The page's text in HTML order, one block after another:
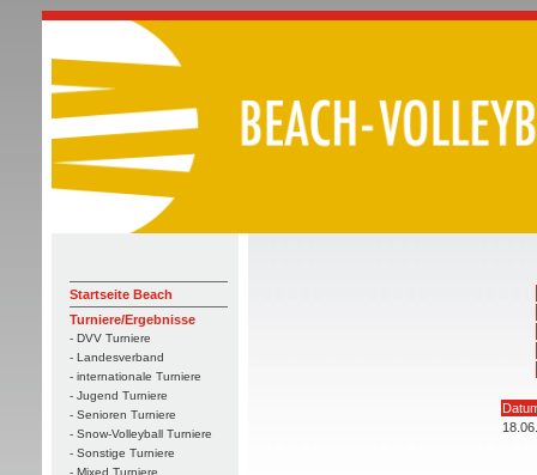
Startseite Beach
Turniere/Ergebnisse
- DVV Turniere
- Landesverband
- internationale Turniere
- Jugend Turniere
- Senioren Turniere
- Snow-Volleyball Turniere
- Sonstige Turniere
- Mixed Turniere